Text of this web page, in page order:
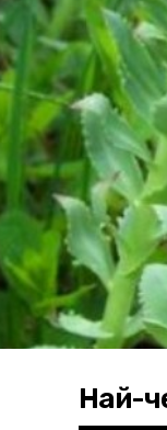
Най-